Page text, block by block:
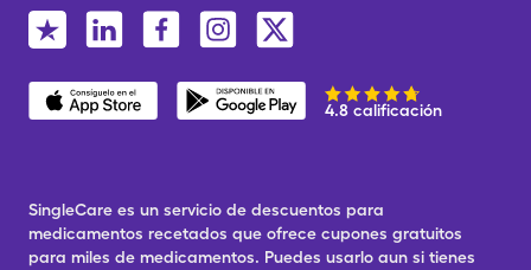
4.8 calificación
SingleCare es un servicio de descuentos para
medicamentos recetados que ofrece cupones gratuitos
para miles de medicamentos. Puedes usarlo aun si tienes